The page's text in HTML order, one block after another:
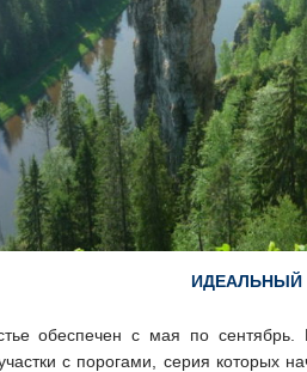
ИДЕАЛЬНЫЙ
обеспечен с мая по
с порогами, серия которых